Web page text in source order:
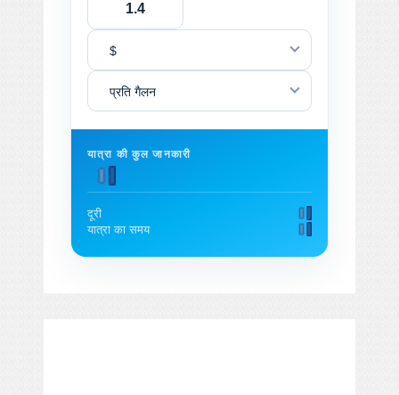
$
प्रति गैलन
यात्रा की कुल जानकारी
दूरी
यात्रा का समय